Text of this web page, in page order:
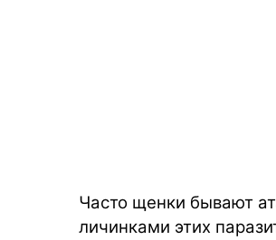
Часто щенки бывают
личинками этих